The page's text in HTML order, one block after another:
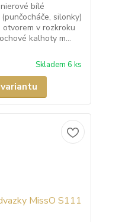
bílé
silonky)
v rozkroku
kalhoty m...
Skladem 6 ks